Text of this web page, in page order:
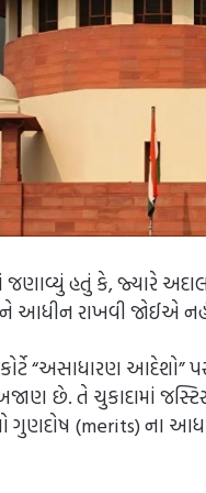
જણાવ્યું હતું કે, જ્યારે
આધીન રાખવી જોઈએ
“અસાધારણ આદેશો”
અજાણ છે. તે ચુકાદામાં
ગુણદોષ (merits) ના